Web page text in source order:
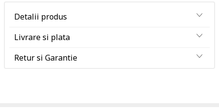
Detalii produs
Livrare si plata
Retur si Garantie